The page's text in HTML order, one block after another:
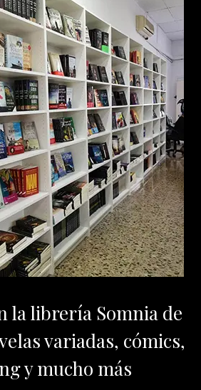
la librería Somnia de
variadas, cómics,
y mucho más